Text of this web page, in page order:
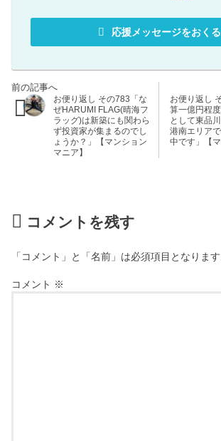
応援メッセージをおくる
お便り返し その783「な
ぜHARUMI FLAG(晴海フ
ラッグ)は新築にも関わら
ず投資家が集まるのでし
ょうか？」【マンション
マニア】
お便り返し
算一億円程
として東品
港南エリア
中です」【
コメントを残す
「コメント」と「名前」は必須項目となります
コメント ※